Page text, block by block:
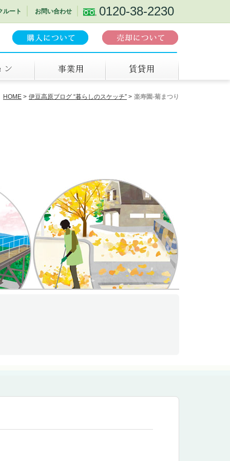
ルート お問い合わせ 0120-38-2230
HOME 伊豆高原ブログ “暮らしのスケッチ” 楽寿園-菊まつり